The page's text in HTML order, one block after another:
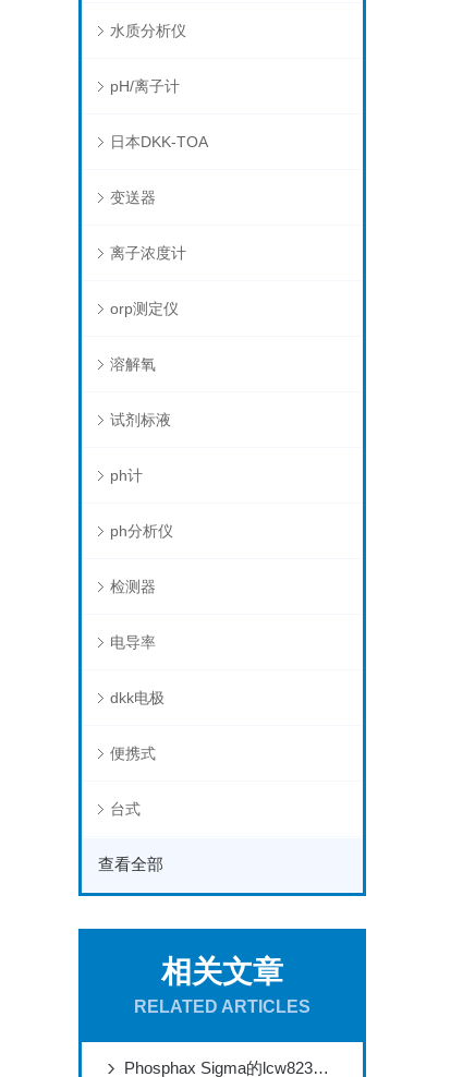
水质分析仪
pH/离子计
日本DKK-TOA
变送器
离子浓度计
orp测定仪
溶解氧
试剂标液
ph计
ph分析仪
检测器
电导率
dkk电极
便携式
台式
查看全部
相关文章
RELATED ARTICLES
Phosphax Sigma的lcw823试剂LCW893是什么试剂